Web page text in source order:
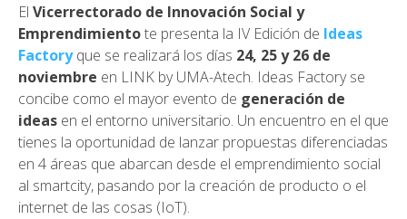
El Vicerrectorado de Innovación Social y
Emprendimientote presenta la IV Edición de Ideas
Factory que se realizará los días 24, 25 y 26 de
noviembre en LINK by UMA-Atech. Ideas Factory se
concibe como el mayor evento de generación de
ideas en el entorno universitario. Un encuentro en el que
tienes la oportunidad de lanzar propuestas diferenciadas
en 4 áreas que abarcan desde el emprendimiento social
al smartcity, pasando por la creación de producto o el
internet de las cosas (IoT).